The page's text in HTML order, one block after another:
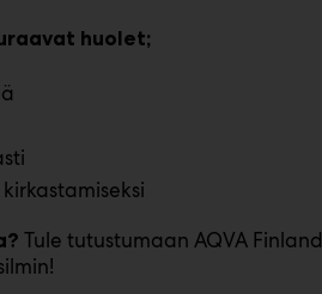
huolet;
Tule tutustumaan AQVA